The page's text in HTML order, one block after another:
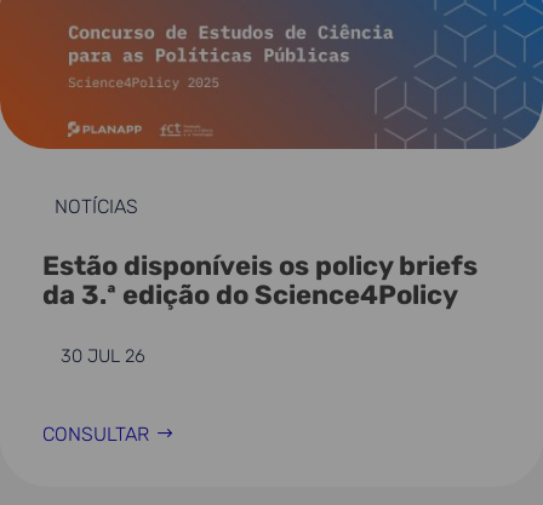
NOTÍCIAS
Estão disponíveis os policy briefs
da 3.ª edição do Science4Policy
30 JUL 26
CONSULTAR